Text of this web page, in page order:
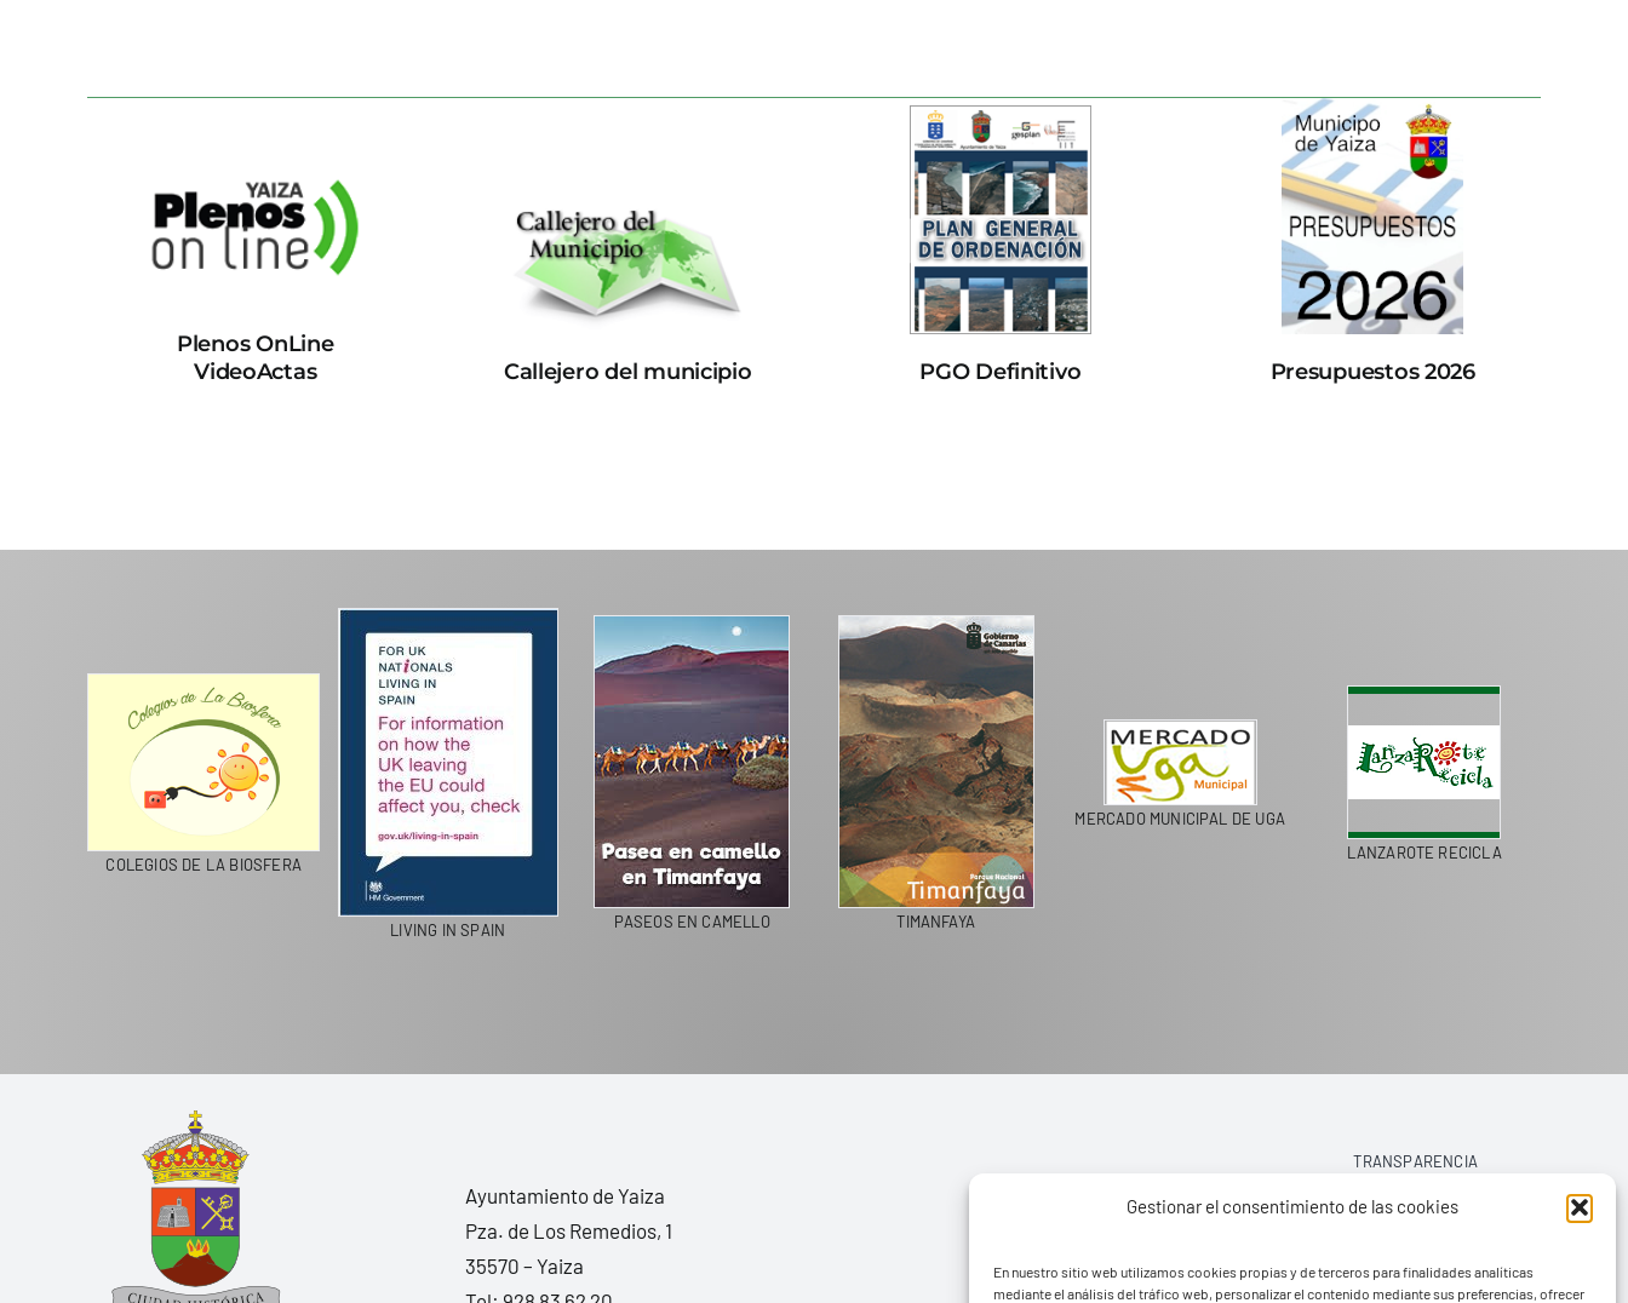
Gestionar el consentimiento de las cookies
En nuestro sitio web utilizamos cookies propias y de terceros para finalidades analíticas
mediante el análisis del tráfico web, personalizar el contenido mediante sus preferencias, ofrecer
Plenos OnLine
VideoActas
Callejero del municipio PGO Definitivo Presupuestos 2026
COLEGIOS DE LA BIOSFERA
LIVING IN SPAIN PASEOS EN CAMELLO TIMANFAYA
MERCADO MUNICIPAL DE UGA
LANZAROTE RECICLA
Ayuntamiento de Yaiza
Pza. de Los Remedios, 1
35570 – Yaiza
TRANSPARENCIA
AVISO LEGAL
POLÍTICA DE PRIVACIDAD